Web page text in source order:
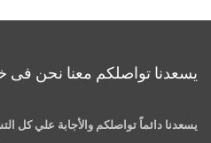
يسعدنا تواصلكم معنا نحن فى
يسعدنا دائماً تواصلكم والأجابة علي كل